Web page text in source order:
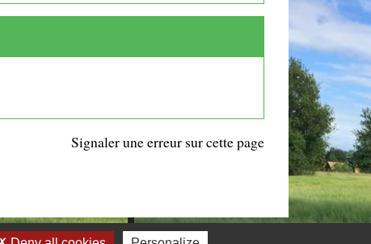
Signaler une erreur sur cette page